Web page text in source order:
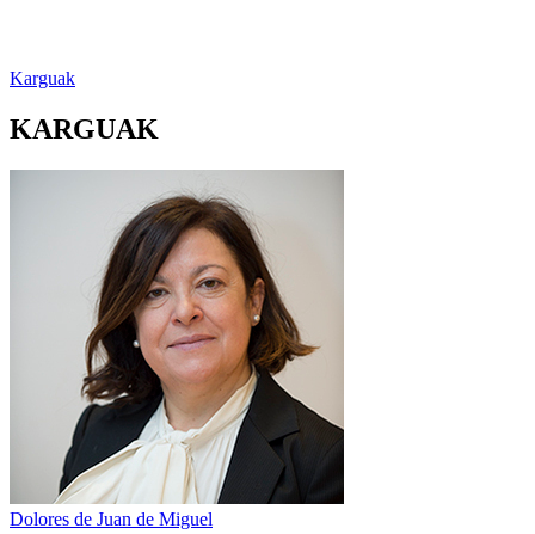
Karguak
KARGUAK
Dolores de Juan de Miguel